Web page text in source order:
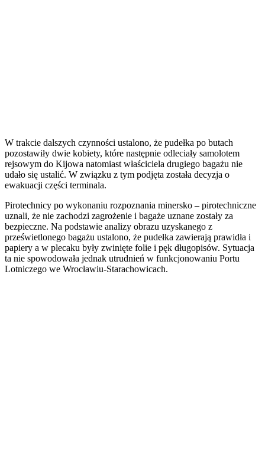
W trakcie dalszych czynności ustalono, że pudełka po butach
pozostawiły dwie kobiety, które następnie odleciały samolotem
rejsowym do Kijowa natomiast właściciela drugiego bagażu nie
udało się ustalić. W związku z tym podjęta została decyzja o
ewakuacji części terminala.
Pirotechnicy po wykonaniu rozpoznania minersko – pirotechniczne
uznali, że nie zachodzi zagrożenie i bagaże uznane zostały za
bezpieczne. Na podstawie analizy obrazu uzyskanego z
prześwietlonego bagażu ustalono, że pudełka zawierają prawidła i
papiery a w plecaku były zwinięte folie i pęk długopisów. Sytuacja
ta nie spowodowała jednak utrudnień w funkcjonowaniu Portu
Lotniczego we Wrocławiu-Starachowicach.